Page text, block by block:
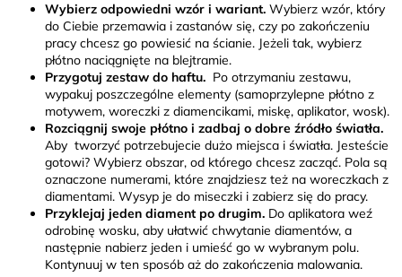
Wybierz odpowiedni wzór i wariant. Wybierz wzór, który
do Ciebie przemawia i zastanów się, czy po zakończeniu
pracy chcesz go powiesić na ścianie. Jeżeli tak, wybierz
płótno naciągnięte na blejtramie.
Przygotuj zestaw do haftu. Po otrzymaniu zestawu,
wypakuj poszczególne elementy (samoprzylepne płótno z
motywem, woreczki z diamencikami, miskę, aplikator, wosk).
Rozciągnij swoje płótno i zadbaj o dobre źródło światła.
Aby tworzyć potrzebujecie dużo miejsca i światła. Jesteście
gotowi? Wybierz obszar, od którego chcesz zacząć. Pola są
oznaczone numerami, które znajdziesz też na woreczkach z
diamentami. Wysyp je do miseczki i zabierz się do pracy.
Przyklejaj jeden diament po drugim. Do aplikatora weź
odrobinę wosku, aby ułatwić chwytanie diamentów, a
następnie nabierz jeden i umieść go w wybranym polu.
Kontynuuj w ten sposób aż do zakończenia malowania.